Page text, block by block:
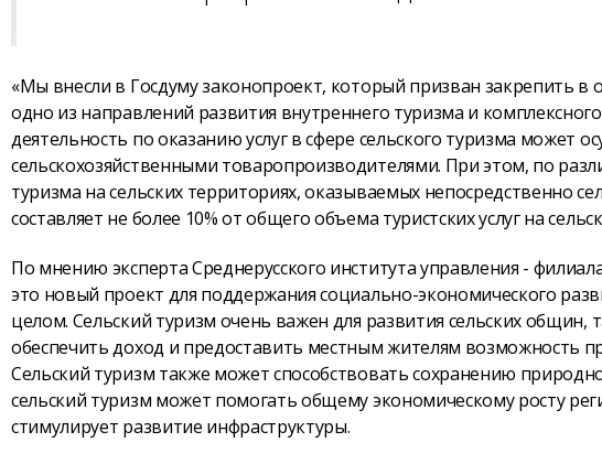
«Мы внесли в Госдуму законопроект, который призван закрепить в
одно из направлений развития внутреннего туризма и
деятельность по оказанию услуг в сфере сельского туризма может
сельскохозяйственными товаропроизводителями. При этом, по
туризма на сельских территориях, оказываемых непосредственно
составляет не более 10% от общего объема туристских услуг на
По мнению эксперта Среднерусского института управления -
это новый проект для поддержания социально-экономического
целом. Сельский туризм очень важен для развития сельских
обеспечить доход и предоставить местным жителям возможность
Сельский туризм также может способствовать сохранению
сельский туризм может помогать общему экономическому росту
стимулирует развитие инфраструктуры.